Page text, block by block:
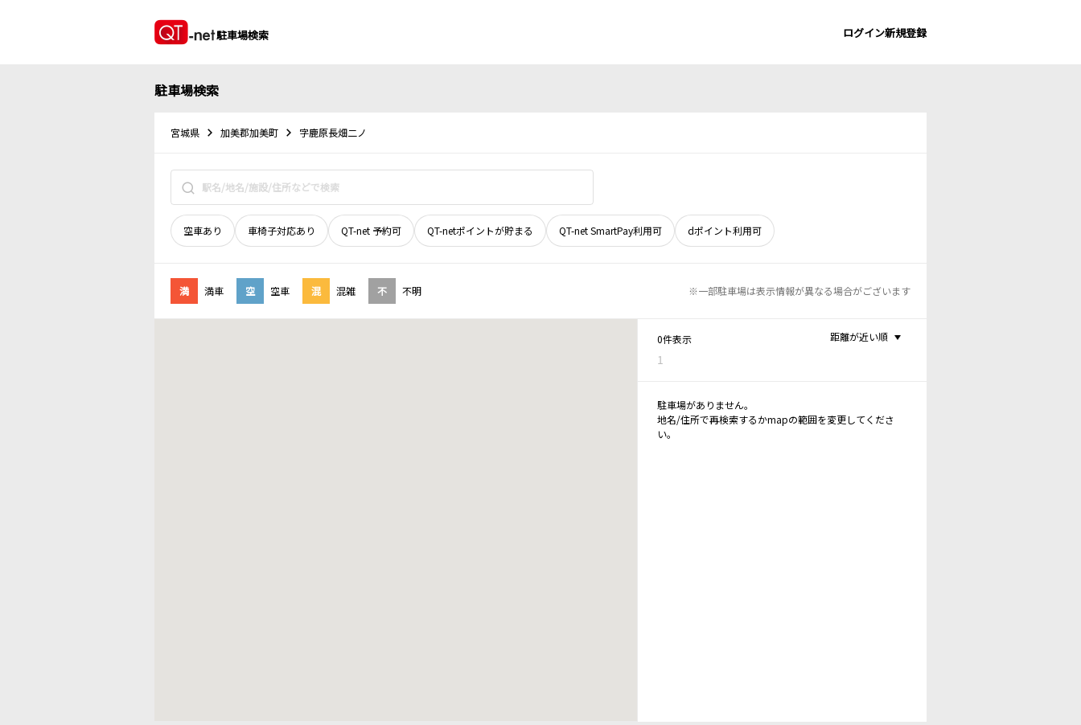
駐車場検索 ログイン新規登録
駐車場検索
宮城県 加美郡加美町 字鹿原長畑二ノ
空車あり 車椅子対応あり QT-net 予約可 QT-netポイントが貯まる QT-net SmartPay利用可 dポイント利用可
満 満車 空 空車 混 混雑 不 不明 ※一部駐車場は表示情報が異なる場合がございます
0件表示
1
距離が近い順
駐車場がありません。
地名/住所で再検索するかmapの範囲を変更してくださ
い。